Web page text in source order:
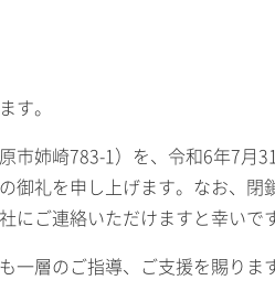
す。
姉崎783-1）を、令和6年7月
御礼を申し上げます。なお、閉
ご連絡いただけますと幸いで
層のご指導、ご支援を賜りま